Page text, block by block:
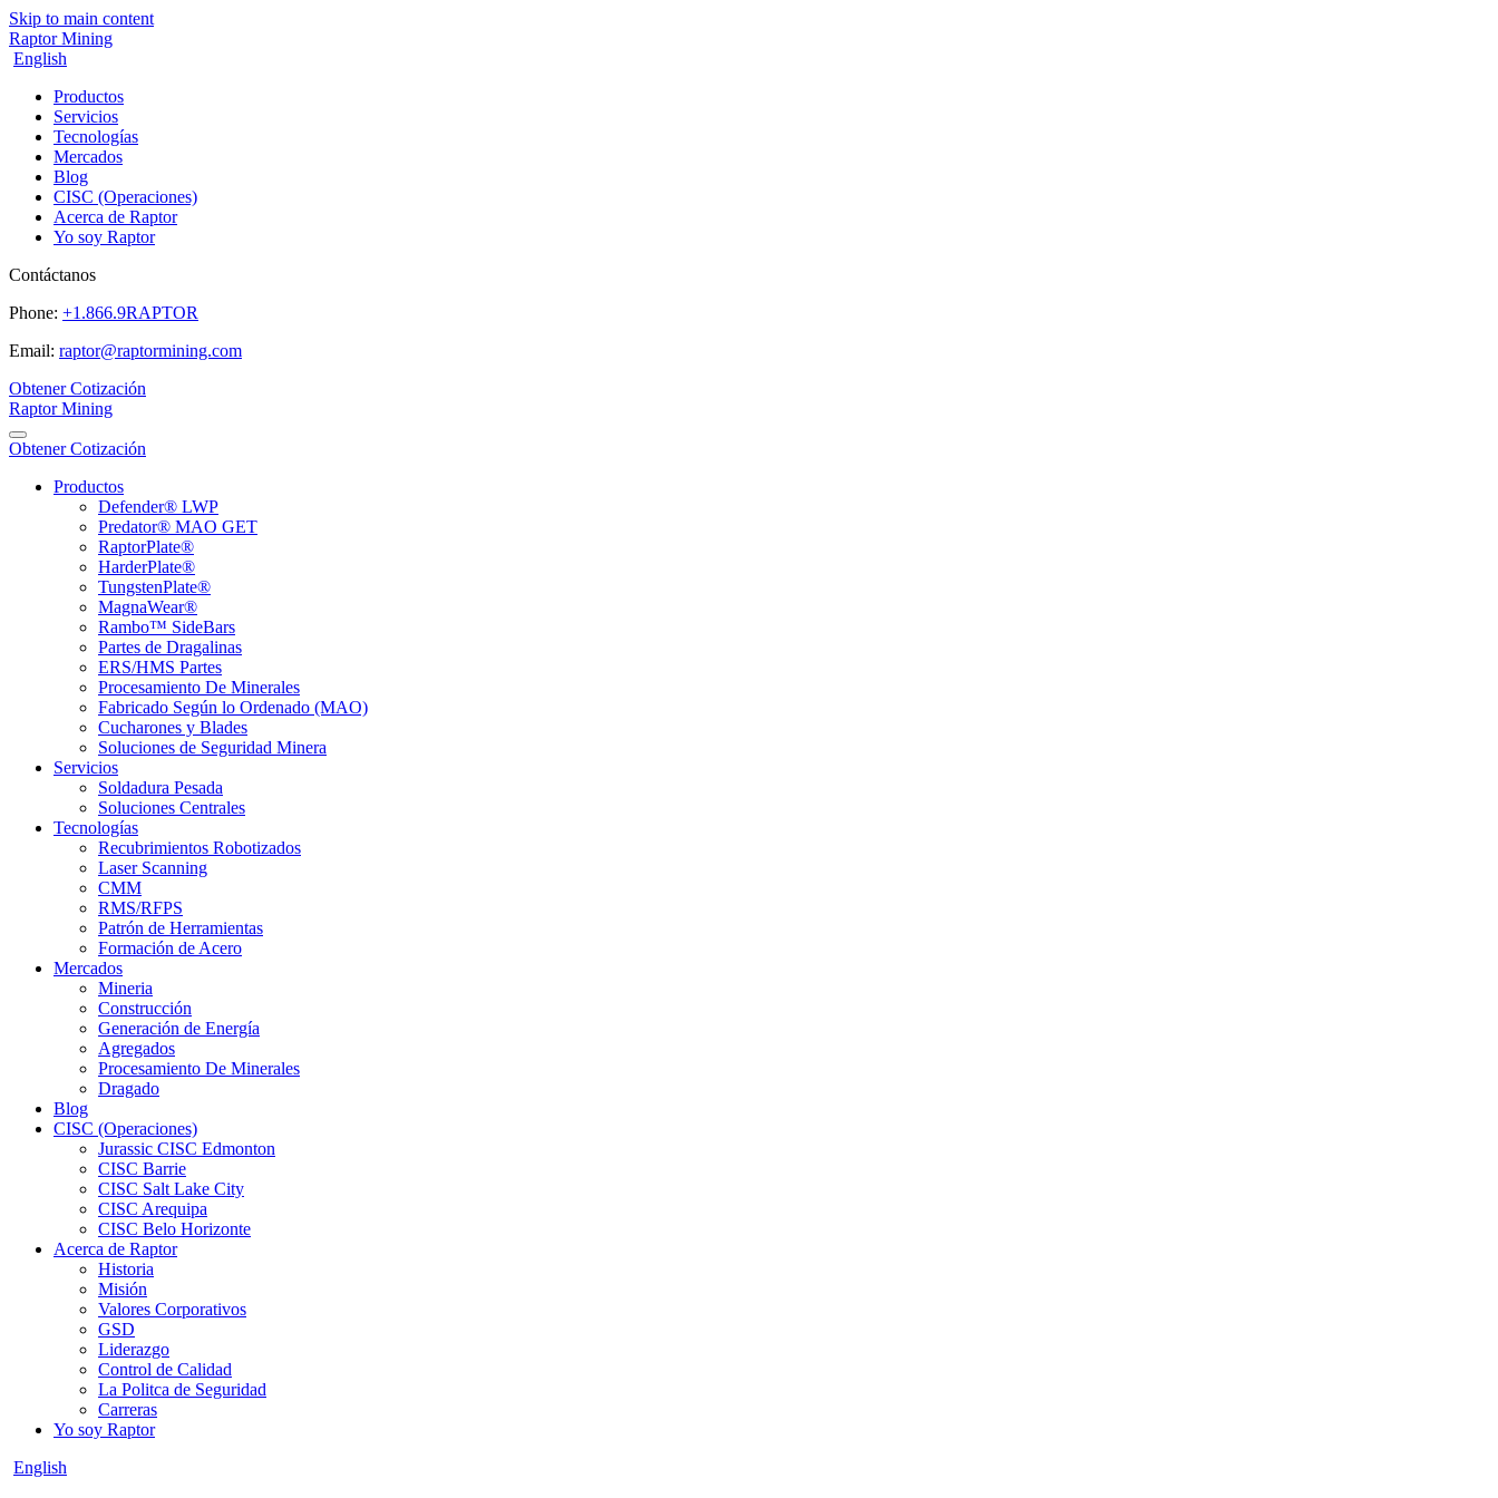
Skip to main content
Raptor Mining
English
Productos
Servicios
Tecnologías
Mercados
Blog
CISC (Operaciones)
Acerca de Raptor
Yo soy Raptor
Contáctanos
Phone: +1.866.9RAPTOR
Email: raptor@raptormining.com
Obtener Cotización
Raptor Mining
Obtener Cotización
Productos
Defender® LWP
Predator® MAO GET
RaptorPlate®
HarderPlate®
TungstenPlate®
MagnaWear®
Rambo™ SideBars
Partes de Dragalinas
ERS/HMS Partes
Procesamiento De Minerales
Fabricado Según lo Ordenado (MAO)
Cucharones y Blades
Soluciones de Seguridad Minera
Servicios
Soldadura Pesada
Soluciones Centrales
Tecnologías
Recubrimientos Robotizados
Laser Scanning
CMM
RMS/RFPS
Patrón de Herramientas
Formación de Acero
Mercados
Mineria
Construcción
Generación de Energía
Agregados
Procesamiento De Minerales
Dragado
Blog
CISC (Operaciones)
Jurassic CISC Edmonton
CISC Barrie
CISC Salt Lake City
CISC Arequipa
CISC Belo Horizonte
Acerca de Raptor
Historia
Misión
Valores Corporativos
GSD
Liderazgo
Control de Calidad
La Politca de Seguridad
Carreras
Yo soy Raptor
English